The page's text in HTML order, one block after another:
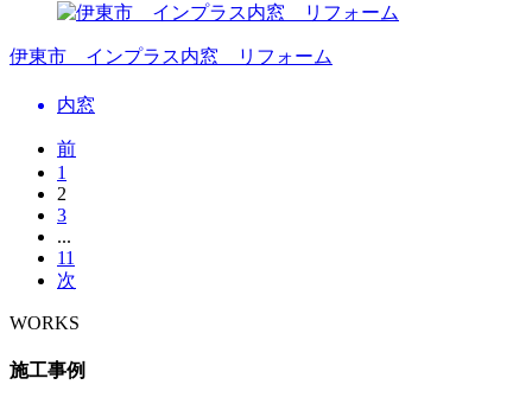
伊東市 インプラス内窓 リフォーム
内窓
前
1
2
3
...
11
次
WORKS
施工事例